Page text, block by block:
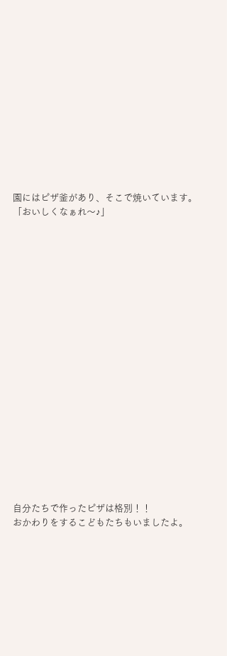
園にはピザ釜があり、そこで焼いています。
「おいしくなぁれ～♪」
自分たちで作ったピザは格別！！
おかわりをするこどもたちもいましたよ。